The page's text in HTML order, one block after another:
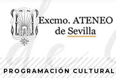
PROGRAMACIÓN CULTURAL